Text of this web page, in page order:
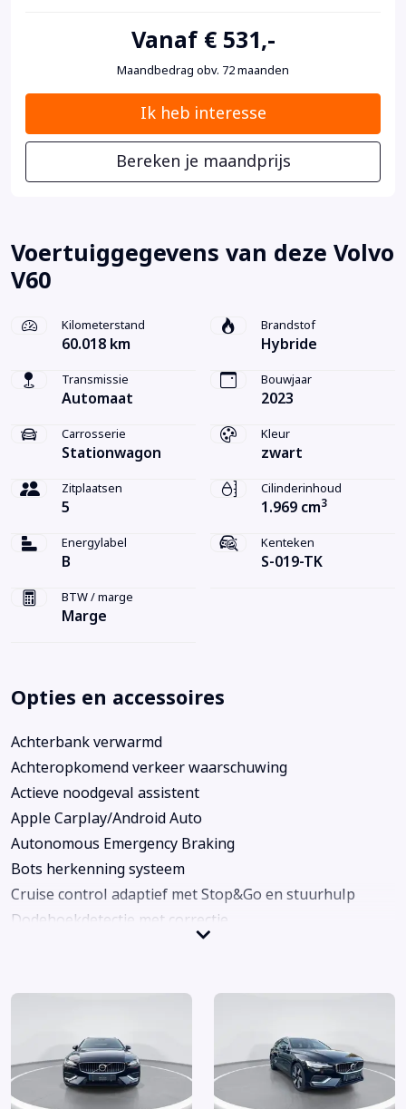
Vanaf € 531,-
Maandbedrag obv. 72 maanden
Ik heb interesse
Bereken je maandprijs
Voertuiggegevens van deze Volvo
V60
Kilometerstand
60.018 km
Brandstof
Hybride
Transmissie
Automaat
Bouwjaar
2023
Carrosserie
Stationwagon
Kleur
zwart
Zitplaatsen
5
Cilinderinhoud
1.969 cm3
Energylabel
B
Kenteken
S-019-TK
BTW / marge
Marge
Opties en accessoires
Achterbank verwarmd
Achteropkomend verkeer waarschuwing
Actieve noodgeval assistent
Apple Carplay/Android Auto
Autonomous Emergency Braking
Bots herkenning systeem
Cruise control adaptief met Stop&Go en stuurhulp
Dodehoekdetectie met correctie
LED koplampen
Navigatiesysteem
Rijstrooksensor met correctie
Roll Stability Control